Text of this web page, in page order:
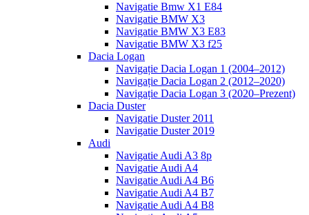
Navigatie Bmw X1 E84
Navigatie BMW X3
Navigatie BMW X3 E83
Navigatie BMW X3 f25
Dacia Logan
Navigație Dacia Logan 1 (2004–2012)
Navigație Dacia Logan 2 (2012–2020)
Navigație Dacia Logan 3 (2020–Prezent)
Dacia Duster
Navigatie Duster 2011
Navigatie Duster 2019
Audi
Navigatie Audi A3 8p
Navigatie Audi A4
Navigatie Audi A4 B6
Navigatie Audi A4 B7
Navigatie Audi A4 B8